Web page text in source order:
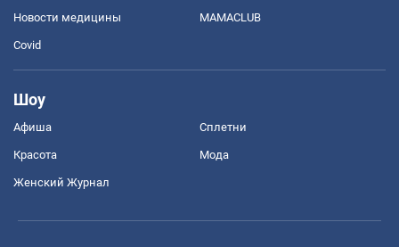
Новости медицины MAMACLUB
Covid
Шоу
Афиша Сплетни
Красота Мода
Женский Журнал